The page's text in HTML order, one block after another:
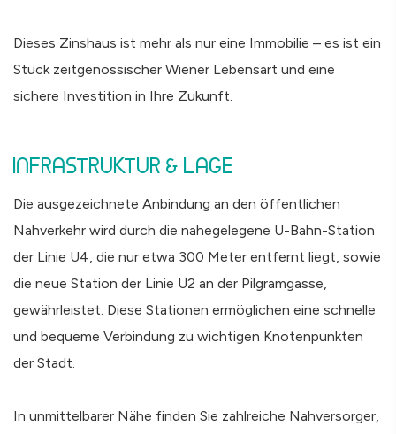
Dieses Zinshaus ist mehr als nur eine Immobilie – es ist ein
Stück zeitgenössischer Wiener Lebensart und eine
sichere Investition in Ihre Zukunft.
INFRASTRUKTUR & LAGE
Die ausgezeichnete Anbindung an den öffentlichen
Nahverkehr wird durch die nahegelegene U-Bahn-Station
der Linie U4, die nur etwa 300 Meter entfernt liegt, sowie
die neue Station der Linie U2 an der Pilgramgasse,
gewährleistet. Diese Stationen ermöglichen eine schnelle
und bequeme Verbindung zu wichtigen Knotenpunkten
der Stadt.
In unmittelbarer Nähe finden Sie zahlreiche Nahversorger,